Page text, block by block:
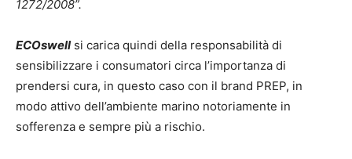
1272/2008”.
ECOswellsi carica quindi della responsabilità di
sensibilizzare i consumatori circa l’importanza di
prendersi cura, in questo caso con il brand PREP, in
modo attivo dell’ambiente marino notoriamente in
sofferenza e sempre più a rischio.